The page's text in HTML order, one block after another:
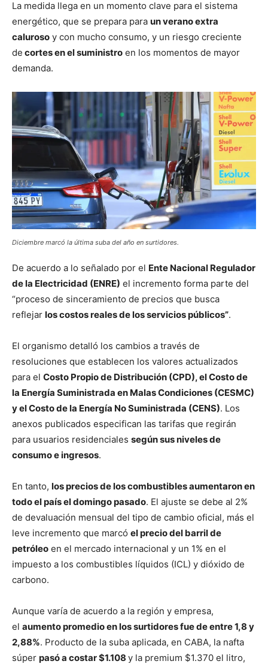
La medida llega en un momento clave para el sistema
energético, que se prepara para un verano extra
caluroso y con mucho consumo, y un riesgo creciente
de cortes en el suministro en los momentos de mayor
demanda.
Diciembre marcó la última suba del año en surtidores.
De acuerdo a lo señalado por el Ente Nacional Regulador
de la Electricidad (ENRE) el incremento forma parte del
“proceso de sinceramiento de precios que busca
reflejar los costos reales de los servicios públicos”.
El organismo detalló los cambios a través de
resoluciones que establecen los valores actualizados
para el Costo Propio de Distribución (CPD), el Costo de
la Energía Suministrada en Malas Condiciones (CESMC)
y el Costo de la Energía No Suministrada (CENS). Los
anexos publicados especifican las tarifas que regirán
para usuarios residenciales según sus niveles de
consumo e ingresos.
En tanto, los precios de los combustibles aumentaron en
todo el país el domingo pasado. El ajuste se debe al 2%
de devaluación mensual del tipo de cambio oficial, más el
leve incremento que marcó el precio del barril de
petróleo en el mercado internacional y un 1% en el
impuesto a los combustibles líquidos (ICL) y dióxido de
carbono.
Aunque varía de acuerdo a la región y empresa,
el aumento promedio en los surtidores fue de entre 1,8 y
2,88%. Producto de la suba aplicada, en CABA, la nafta
súper pasó a costar $1.108 y la premium $1.370 el litro,